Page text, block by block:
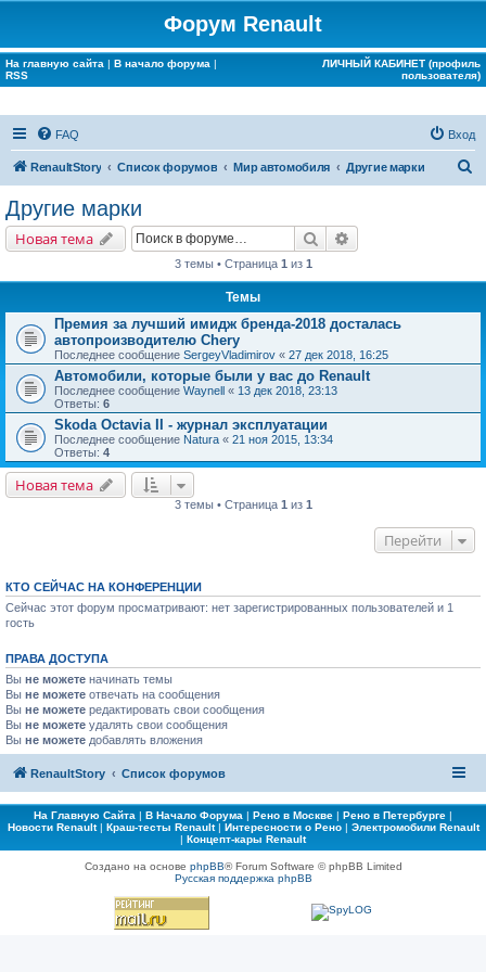
Форум Renault
На главную сайта | В начало форума |
RSS
ЛИЧНЫЙ КАБИНЕТ (профиль
пользователя)
FAQ Вход
RenaultStory Список форумов Мир автомобиля Другие марки
Другие марки
Новая тема Поиск
3 темы • Страница 1 из 1
Темы
Премия за лучший имидж бренда-2018 досталась
автопроизводителю Chery
Последнее сообщение SergeyVladimirov « 27 дек 2018, 16:25
Автомобили, которые были у вас до Renault
Последнее сообщение Waynell « 13 дек 2018, 23:13
Ответы: 6
Skoda Octavia II - журнал эксплуатации
Последнее сообщение Natura « 21 ноя 2015, 13:34
Ответы: 4
Новая тема
3 темы • Страница 1 из 1
Перейти
КТО СЕЙЧАС НА КОНФЕРЕНЦИИ
Сейчас этот форум просматривают: нет зарегистрированных пользователей и 1
гость
ПРАВА ДОСТУПА
Вы не можете начинать темы
Вы не можете отвечать на сообщения
Вы не можете редактировать свои сообщения
Вы не можете удалять свои сообщения
Вы не можете добавлять вложения
RenaultStory Список форумов
На Главную Сайта | В Начало Форума | Рено в Москве | Рено в Петербурге |
Новости Renault| Краш-тесты Renault| Интересности о Рено| Электромобили Renault
| Концепт-кары Renault
Создано на основе phpBB® Forum Software © phpBB Limited
Русская поддержка phpBB